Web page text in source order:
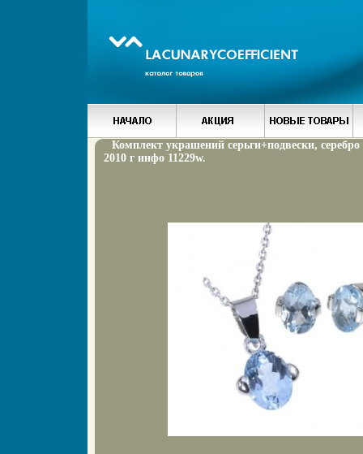
Комплект украшений серьги+подвески, серебро
2010 г инфо 11229w.